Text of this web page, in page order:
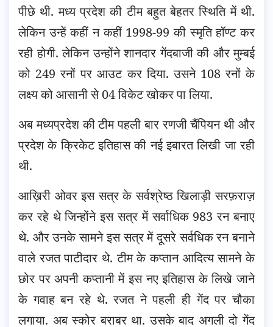
पीछे थी. मध्य प्रदेश की टीम बहुत बेहतर स्थिति में थी.
लेकिन उन्हें कहीं न कहीं 1998-99 की स्मृति हॉण्ट कर
रही होगी. लेकिन उन्होंने शानदार गेंदबाजी की और मुम्बई
को 249 रनों पर आउट कर दिया. उसने 108 रनों के
लक्ष्य को आसानी से 04 विकेट खोकर पा लिया.
अब मध्यप्रदेश की टीम पहली बार रणजी चैंपियन थी और
प्रदेश के क्रिकेट इतिहास की नई इबारत लिखी जा रही
थी.
आख़िरी ओवर इस सत्र के सर्वश्रेष्ठ खिलाड़ी सरफ़राज़
कर रहे थे जिन्होंने इस सत्र में सर्वाधिक 983 रन बनाए
थे. और उनके सामने इस सत्र में दूसरे सर्वधिक रन बनाने
वाले रजत पाटीदार थे. टीम के कप्तान आदित्य सामने के
छोर पर अपनी कप्तानी में इस नए इतिहास के लिखे जाने
के गवाह बन रहे थे. रजत ने पहली ही गेंद पर चौका
लगाया. अब स्कोर बराबर था. उसके बाद अगली दो गेंद